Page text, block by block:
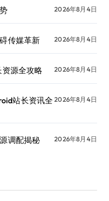
2026年8月4日
传媒革新 2026年8月4日
源全攻略 2026年8月4日
站长资讯全 2026年8月4日
调配揭秘 2026年8月4日